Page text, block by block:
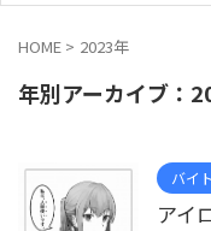
HOME > 2023年
年別アーカイブ：
バイ
アイ